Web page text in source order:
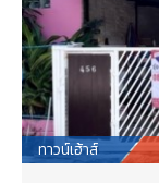
ทาวน์เฮ้าส์